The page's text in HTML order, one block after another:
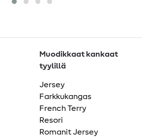
Muodikkaat kankaat
tyylillä
Jersey
Farkkukangas
French Terry
Resori
Romanit Jersey